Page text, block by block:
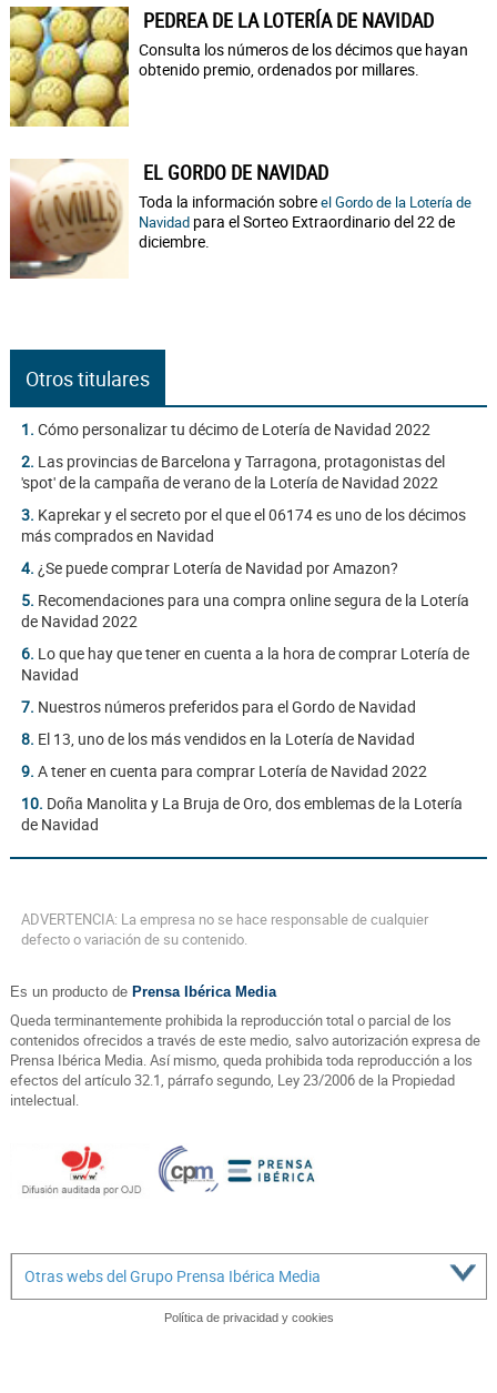
PEDREA DE LA LOTERÍA DE NAVIDAD
Consulta los números de los décimos que hayan
obtenido premio, ordenados por millares.
EL GORDO DE NAVIDAD
Toda la información sobreel Gordo de la Lotería de
Navidad para el Sorteo Extraordinario del 22 de
diciembre.
Otros titulares
1. Cómo personalizar tu décimo de Lotería de Navidad 2022
2. Las provincias de Barcelona y Tarragona, protagonistas del
'spot' de la campaña de verano de la Lotería de Navidad 2022
3. Kaprekar y el secreto por el que el 06174 es uno de los décimos
más comprados en Navidad
4. ¿Se puede comprar Lotería de Navidad por Amazon?
5. Recomendaciones para una compra online segura de la Lotería
de Navidad 2022
6. Lo que hay que tener en cuenta a la hora de comprar Lotería de
Navidad
7. Nuestros números preferidos para el Gordo de Navidad
8. El 13, uno de los más vendidos en la Lotería de Navidad
9. A tener en cuenta para comprar Lotería de Navidad 2022
10. Doña Manolita y La Bruja de Oro, dos emblemas de la Lotería
de Navidad
ADVERTENCIA: La empresa no se hace responsable de cualquier
defecto o variación de su contenido.
Es un producto de Prensa Ibérica Media
Queda terminantemente prohibida la reproducción total o parcial de los
contenidos ofrecidos a través de este medio, salvo autorización expresa de
Prensa Ibérica Media. Así mismo, queda prohibida toda reproducción a los
efectos del artículo 32.1, párrafo segundo, Ley 23/2006 de la Propiedad
intelectual.
Otras webs del Grupo Prensa Ibérica Media
Política de privacidad y cookies